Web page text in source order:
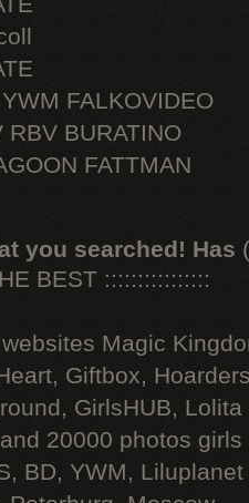
FALKOVIDEO
RBV BURATINO
FATTMAN
you searched! Has
BEST ::::::::::::::::
Magic
Giftbox,
GirlsHUB, Lolita
20000 photos
BD, YWM, Liluplanet